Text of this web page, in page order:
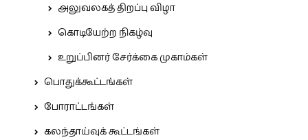
அலுவலகத் திறப்பு விழா
கொடியேற்ற நிகழ்வு
உறுப்பினர் சேர்க்கை முகாம்கள்
பொதுக்கூட்டங்கள்
போராட்டங்கள்
கலந்தாய்வுக் கூட்டங்கள்